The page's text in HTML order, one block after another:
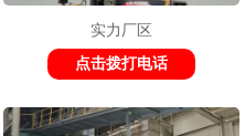
实力厂区
点击拨打电话